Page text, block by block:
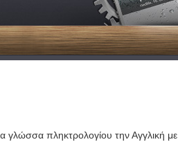
γλώσσα πληκτρολογίου την Αγγλική με